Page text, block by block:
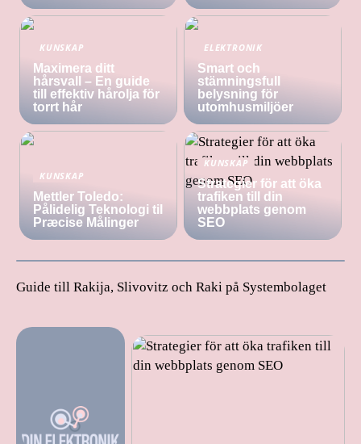
KUNSKAP
Maximera ditt
hårsvall – En guide
till effektiv hårolja för
torrt hår
ELEKTRONIK
Smart och
stämningsfull
belysning för
utomhusmiljöer
KUNSKAP
Mettler Toledo:
Pålidelig Teknologi til
Præcise Målinger
KUNSKAP
Strategier för att öka
trafiken till din
webbplats genom
SEO
Guide till Rakija, Slivovitz och Raki på Systembolaget